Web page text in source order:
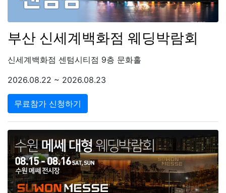
부산 신세계백화점 웨딩박람회
신세계백화점 센텀시티점 9층 문화홀
2026.08.22 ~ 2026.08.23
무료참가 신청하기